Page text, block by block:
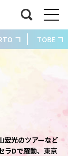
TOBE
光のツアーなど
ラDで躍動、東京